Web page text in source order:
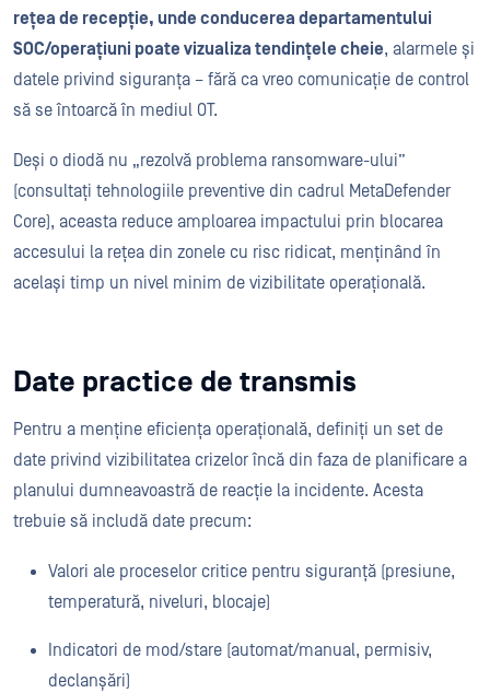
rețea de recepție, unde conducerea departamentului
SOC/operațiuni poate vizualiza tendințele cheie, alarmele și
datele privind siguranța – fără ca vreo comunicație de control
să se întoarcă în mediul OT.
Deși o diodă nu „rezolvă problema ransomware-ului”
(consultați tehnologiile preventive din cadrul MetaDefender
Core), aceasta reduce amploarea impactului prin blocarea
accesului la rețea din zonele cu risc ridicat, menținând în
același timp un nivel minim de vizibilitate operațională.
Date practice de transmis
Pentru a menține eficiența operațională, definiți un set de
date privind vizibilitatea crizelor încă din faza de planificare a
planului dumneavoastră de reacție la incidente. Acesta
trebuie să includă date precum:
Valori ale proceselor critice pentru siguranță (presiune,
temperatură, niveluri, blocaje)
Indicatori de mod/stare (automat/manual, permisiv,
declanșări)